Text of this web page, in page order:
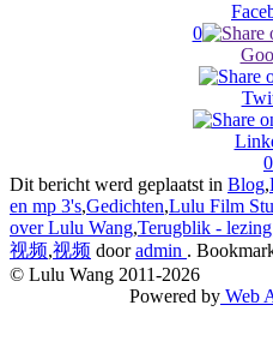
0
0
Dit bericht werd geplaatst in Blog,
en mp 3's,Gedichten,Lulu Film
over Lulu Wang,Terugblik -
视频,视频 dooradmin .
© Lulu Wang 2011-2026
Powered by Web